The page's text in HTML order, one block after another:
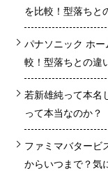
を比較！型落ちと
パナソニック ホ
較！型落ちとの違
若新雄純って本名
って本当なのか？
ファミマバタービ
からいつまで？気